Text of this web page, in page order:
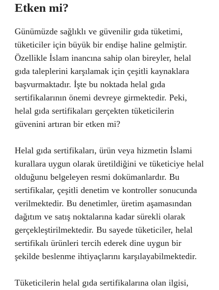
Etken mi?
Günümüzde sağlıklı ve güvenilir gıda tüketimi,
tüketiciler için büyük bir endişe haline gelmiştir.
Özellikle İslam inancına sahip olan bireyler, helal
gıda taleplerini karşılamak için çeşitli kaynaklara
başvurmaktadır. İşte bu noktada helal gıda
sertifikalarının önemi devreye girmektedir. Peki,
helal gıda sertifikaları gerçekten tüketicilerin
güvenini artıran bir etken mi?
Helal gıda sertifikaları, ürün veya hizmetin İslami
kurallara uygun olarak üretildiğini ve tüketiciye helal
olduğunu belgeleyen resmi dokümanlardır. Bu
sertifikalar, çeşitli denetim ve kontroller sonucunda
verilmektedir. Bu denetimler, üretim aşamasından
dağıtım ve satış noktalarına kadar sürekli olarak
gerçekleştirilmektedir. Bu sayede tüketiciler, helal
sertifikalı ürünleri tercih ederek dine uygun bir
şekilde beslenme ihtiyaçlarını karşılayabilmektedir.
Tüketicilerin helal gıda sertifikalarına olan ilgisi,